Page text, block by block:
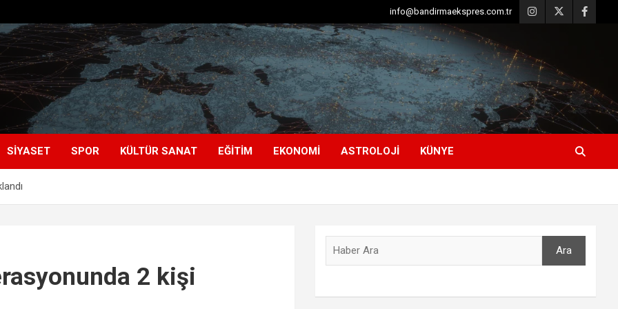
info@bandirmaekspres.com.tr
SIYASET SPOR KÜLTÜR SANAT EĞITIM EKONOMI ASTROLOJI KÜNYE
2 kişi
Ara